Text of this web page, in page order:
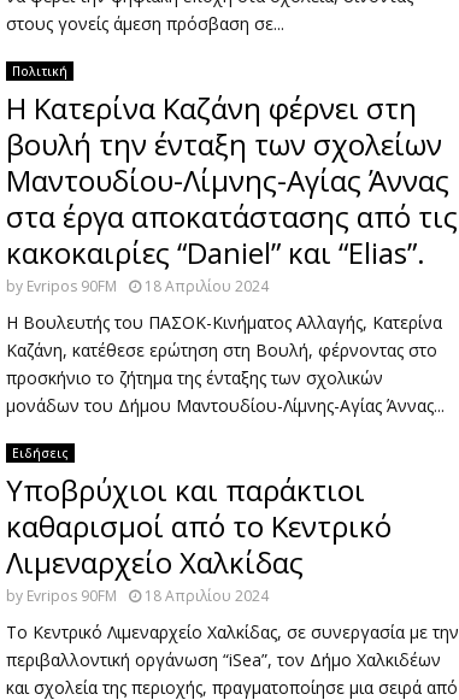
στους γονείς άμεση πρόσβαση σε...
Πολιτική
Η Κατερίνα Καζάνη φέρνει στη
βουλή την ένταξη των σχολείων
Μαντουδίου-Λίμνης-Αγίας Άννας
στα έργα αποκατάστασης από τις
κακοκαιρίες “Daniel” και “Elias”.
by Evripos 90FM 18 Απριλίου 2024
Η Βουλευτής του ΠΑΣΟΚ-Κινήματος Αλλαγής, Κατερίνα
Καζάνη, κατέθεσε ερώτηση στη Βουλή, φέρνοντας στο
προσκήνιο το ζήτημα της ένταξης των σχολικών
μονάδων του Δήμου Μαντουδίου-Λίμνης-Αγίας Άννας...
Ειδήσεις
Υποβρύχιοι και παράκτιοι
καθαρισμοί από το Κεντρικό
Λιμεναρχείο Χαλκίδας
by Evripos 90FM 18 Απριλίου 2024
Το Κεντρικό Λιμεναρχείο Χαλκίδας, σε συνεργασία με την
περιβαλλοντική οργάνωση “iSea”, τον Δήμο Χαλκιδέων
και σχολεία της περιοχής, πραγματοποίησε μια σειρά από